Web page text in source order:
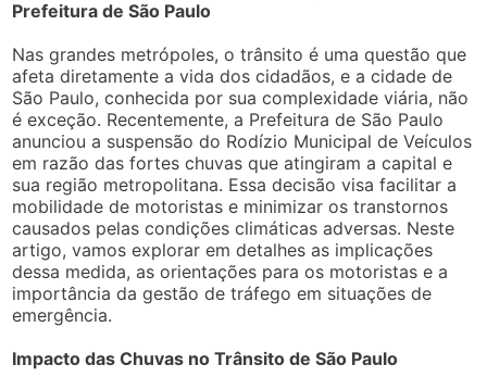
Prefeitura de São Paulo
Nas grandes metrópoles, o trânsito é uma questão que
afeta diretamente a vida dos cidadãos, e a cidade de
São Paulo, conhecida por sua complexidade viária, não
é exceção. Recentemente, a Prefeitura de São Paulo
anunciou a suspensão do Rodízio Municipal de Veículos
em razão das fortes chuvas que atingiram a capital e
sua região metropolitana. Essa decisão visa facilitar a
mobilidade de motoristas e minimizar os transtornos
causados pelas condições climáticas adversas. Neste
artigo, vamos explorar em detalhes as implicações
dessa medida, as orientações para os motoristas e a
importância da gestão de tráfego em situações de
emergência.
Impacto das Chuvas no Trânsito de São Paulo